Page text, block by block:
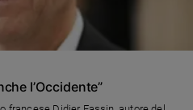
l’Occidente”